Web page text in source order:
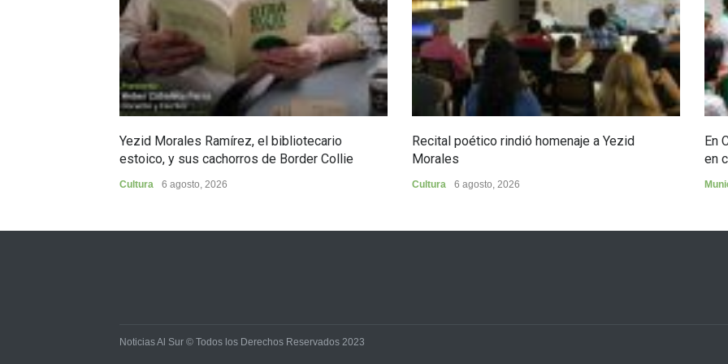
Yezid Morales Ramírez, el bibliotecario
estoico, y sus cachorros de Border Collie
Cultura 6 agosto, 2026
Recital poético rindió homenaje a Yezid
Morales
Cultura 6 agosto, 2026
En
en
Noticias Al Sur © Todos los Derechos Reservados 2023